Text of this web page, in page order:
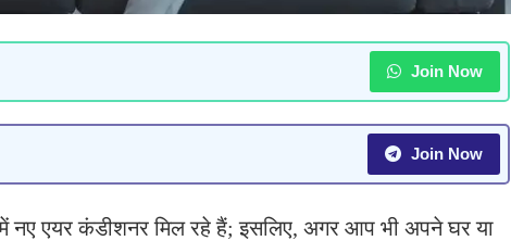
Join Now
Join Now
नए एयर कंडीशनर मिल रहे हैं; इसलिए, अगर आप भी अपने घर या